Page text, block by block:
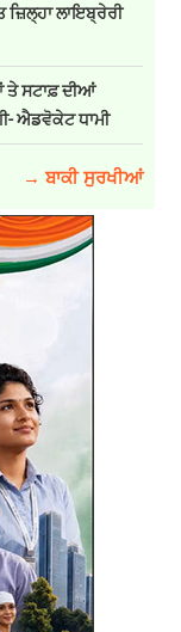
ਜ਼ਿਲ੍ਹਾ ਲਾਇਬ੍ਰੇਰੀ
ਤੇ ਸਟਾਫ਼ ਦੀਆਂ
ਐਡਵੋਕੇਟ ਧਾਮੀ
→ ਬਾਕੀ ਸੁਰਖੀਆਂ